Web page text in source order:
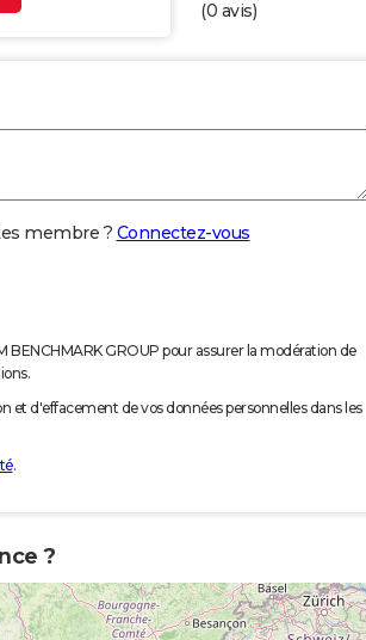
(0 avis)
membre ? Connectez-vous
BENCHMARK GROUP pour assurer la modération de
et d'effacement de vos données personnelles dans les
.
?